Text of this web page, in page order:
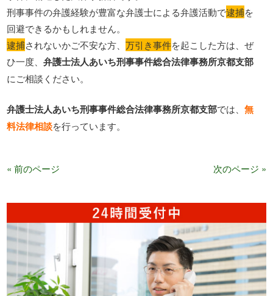
刑事事件の弁護経験が豊富な弁護士による弁護活動で逮捕を
回避できるかもしれません。
逮捕されないかご不安な方、万引き事件を起こした方は、ぜ
ひ一度、弁護士法人あいち刑事事件総合法律事務所京都支部
にご相談ください。
弁護士法人あいち刑事事件総合法律事務所京都支部では、無
料法律相談を行っています。
« 前のページ 次のページ »